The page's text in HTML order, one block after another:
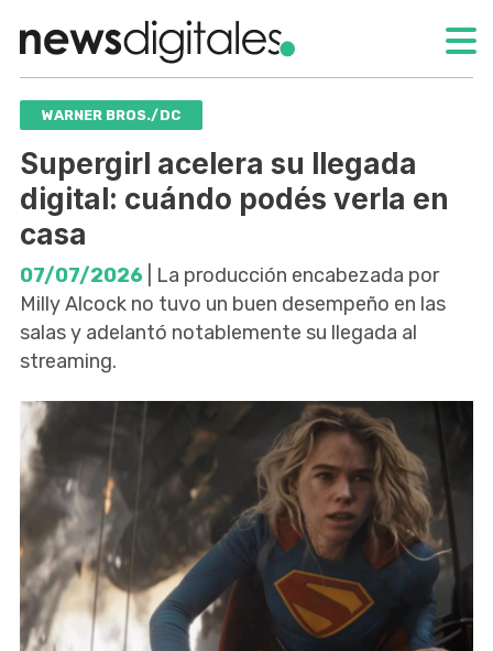
WARNER BROS./DC
Supergirl acelera su llegada
digital: cuándo podés verla en
casa
07/07/2026 | La producción encabezada por
Milly Alcock no tuvo un buen desempeño en las
salas y adelantó notablemente su llegada al
streaming.